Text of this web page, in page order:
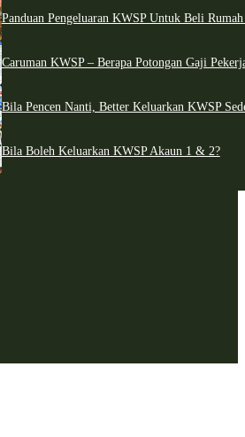
Panduan Pengeluaran KWSP Untuk Beli
Caruman KWSP – Berapa Potongan Gaji
Bila Pencen Nanti, Better Keluarkan KWSP
Bila Boleh Keluarkan KWSP Akaun 1 & 2?